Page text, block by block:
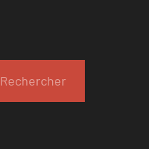
Rechercher